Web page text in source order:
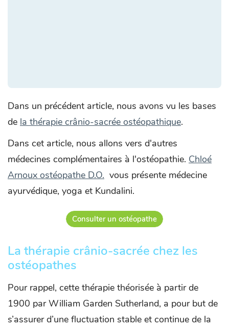
Dans un précédent article, nous avons vu les bases
de la thérapie crânio-sacrée ostéopathique.
Dans cet article, nous allons vers d'autres
médecines complémentaires à l'ostéopathie. Chloé
Arnoux ostéopathe D.O. vous présente médecine
ayurvédique, yoga et Kundalini.
Consulter un ostéopathe
La thérapie crânio-sacrée chez les
ostéopathes
Pour rappel, cette thérapie théorisée à partir de
1900 par William Garden Sutherland, a pour but de
s’assurer d’une fluctuation stable et continue de la